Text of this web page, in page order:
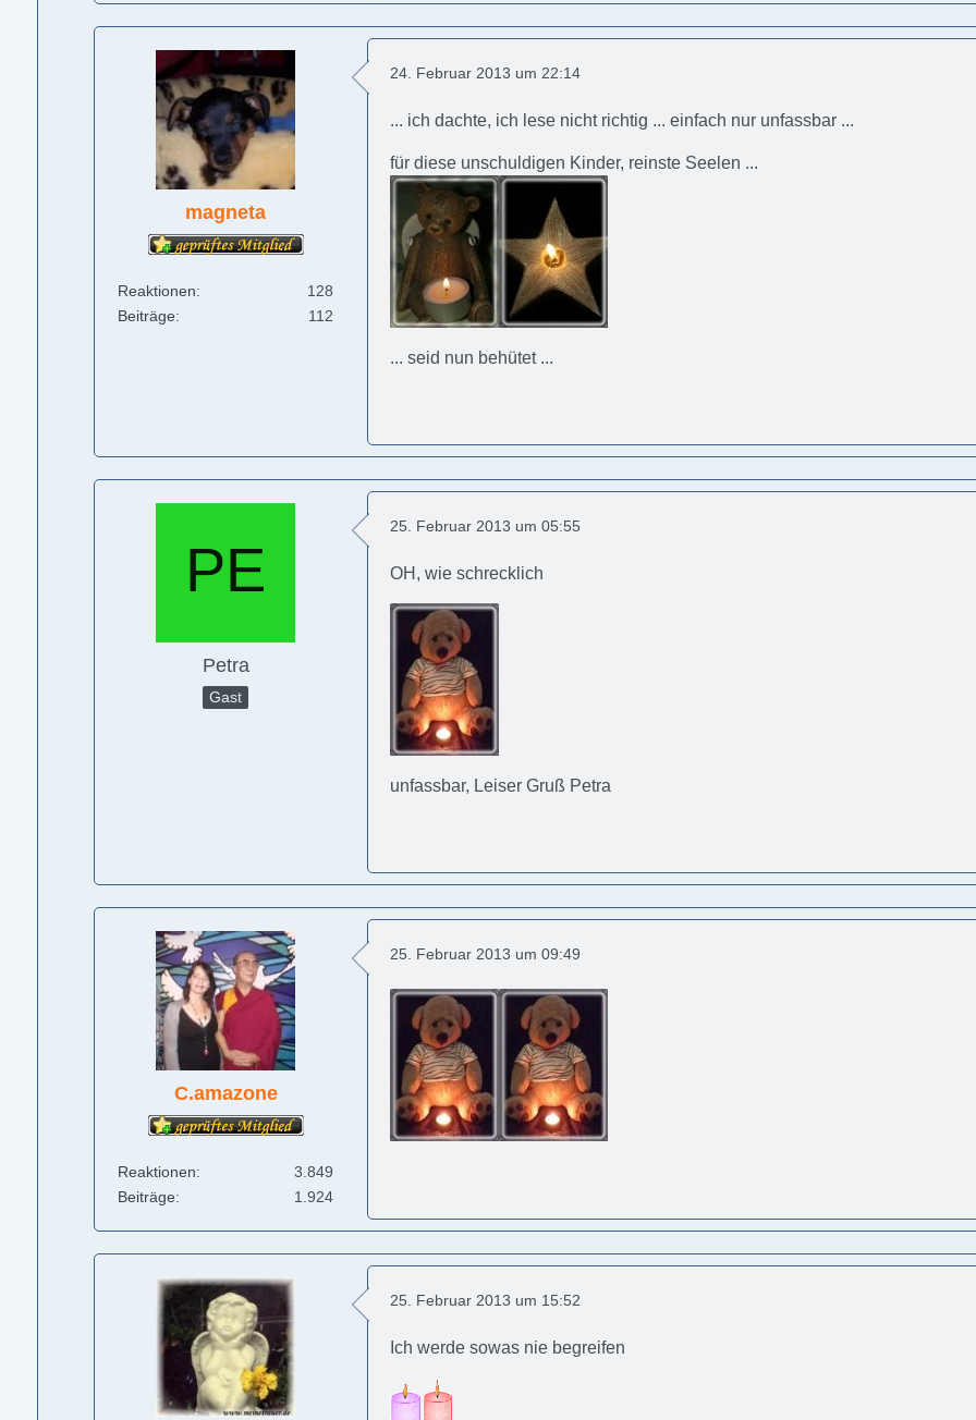
magneta
Reaktionen
128
Beiträge
112
24. Februar 2013 um 22:14
... ich dachte, ich lese nicht richtig ... einfach nur unfassbar ...
für diese unschuldigen Kinder, reinste Seelen ...
... seid nun behütet ...
Petra
Gast
25. Februar 2013 um 05:55
OH, wie schrecklich
unfassbar, Leiser Gruß Petra
C.amazone
Reaktionen
3.849
Beiträge
1.924
25. Februar 2013 um 09:49
25. Februar 2013 um 15:52
Ich werde sowas nie begreifen